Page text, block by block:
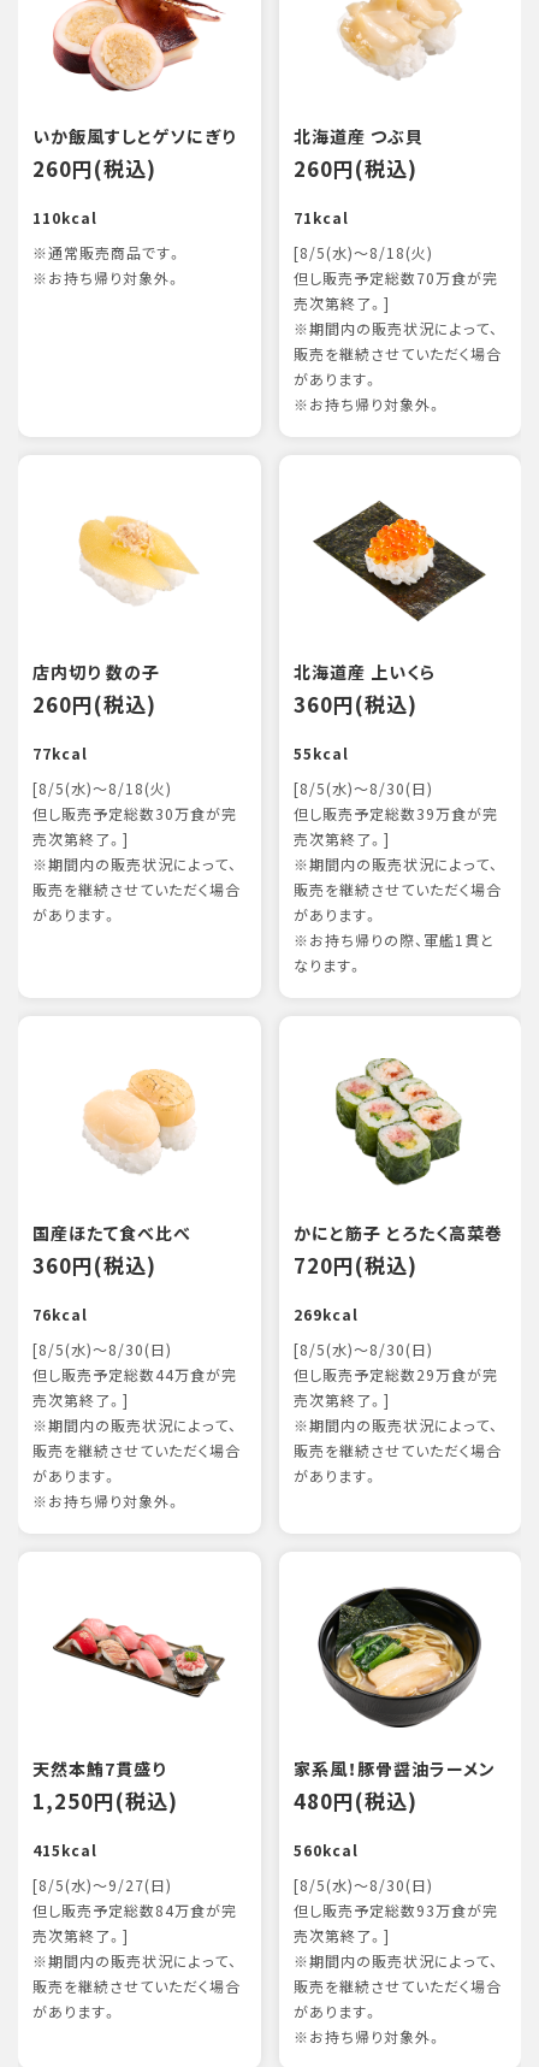
いか飯風すしとゲソにぎり
260円(税込)
110kcal
※通常販売商品です。
※お持ち帰り対象外。
北海道産 つぶ貝
260円(税込)
71kcal
[8/5(水)～8/18(火)
但し販売予定総数70万食が完
売次第終了。]
※期間内の販売状況によって、
販売を継続させていただく場合
があります。
※お持ち帰り対象外。
店内切り 数の子
260円(税込)
77kcal
[8/5(水)～8/18(火)
但し販売予定総数30万食が完
売次第終了。]
※期間内の販売状況によって、
販売を継続させていただく場合
があります。
北海道産 上いくら
360円(税込)
55kcal
[8/5(水)～8/30(日)
但し販売予定総数39万食が完
売次第終了。]
※期間内の販売状況によって、
販売を継続させていただく場合
があります。
※お持ち帰りの際、軍艦1貫と
なります。
国産ほたて食べ比べ
360円(税込)
76kcal
[8/5(水)～8/30(日)
但し販売予定総数44万食が完
売次第終了。]
※期間内の販売状況によって、
販売を継続させていただく場合
があります。
※お持ち帰り対象外。
かにと筋子 とろたく高菜巻
720円(税込)
269kcal
[8/5(水)～8/30(日)
但し販売予定総数29万食が完
売次第終了。]
※期間内の販売状況によって、
販売を継続させていただく場合
があります。
天然本鮪7貫盛り
1,250円(税込)
415kcal
[8/5(水)～9/27(日)
但し販売予定総数84万食が完
売次第終了。]
※期間内の販売状況によって、
販売を継続させていただく場合
があります。
家系風！豚骨醤油ラーメン
480円(税込)
560kcal
[8/5(水)～8/30(日)
但し販売予定総数93万食が完
売次第終了。]
※期間内の販売状況によって、
販売を継続させていただく場合
があります。
※お持ち帰り対象外。